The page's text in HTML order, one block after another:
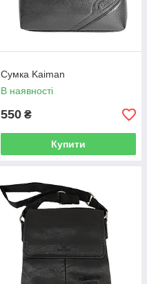
Сумка Kaiman
В наявності
550 ₴
Купити